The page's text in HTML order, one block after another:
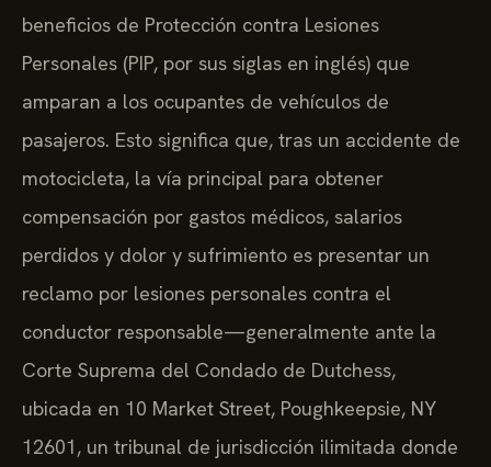
beneficios de Protección contra Lesiones
Personales (PIP, por sus siglas en inglés) que
amparan a los ocupantes de vehículos de
pasajeros. Esto significa que, tras un accidente de
motocicleta, la vía principal para obtener
compensación por gastos médicos, salarios
perdidos y dolor y sufrimiento es presentar un
reclamo por lesiones personales contra el
conductor responsable—generalmente ante la
Corte Suprema del Condado de Dutchess,
ubicada en 10 Market Street, Poughkeepsie, NY
12601, un tribunal de jurisdicción ilimitada donde